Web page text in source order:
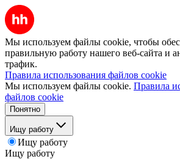
Мы используем файлы cookie, чтобы
правильную работу нашего веб-сайта и
трафик.
Правила использования файлов cookie
Мы используем файлы cookie. Правила
файлов cookie
Понятно
Ищу работу
Ищу работу
Ищу работу